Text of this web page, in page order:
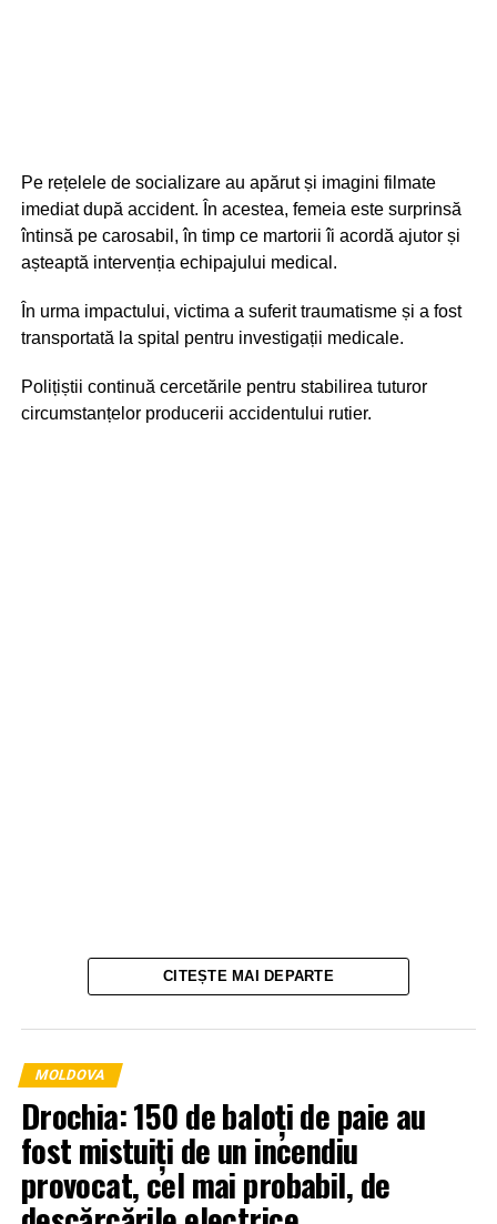
Pe rețelele de socializare au apărut și imagini filmate
imediat după accident. În acestea, femeia este surprinsă
întinsă pe carosabil, în timp ce martorii îi acordă ajutor și
așteaptă intervenția echipajului medical.
În urma impactului, victima a suferit traumatisme și a fost
transportată la spital pentru investigații medicale.
Polițiștii continuă cercetările pentru stabilirea tuturor
circumstanțelor producerii accidentului rutier.
CITEȘTE MAI DEPARTE
MOLDOVA
Drochia: 150 de baloți de paie au
fost mistuiți de un incendiu
provocat, cel mai probabil, de